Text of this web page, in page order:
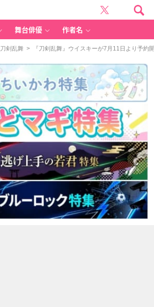
舞台俳優 作者名
刀剣乱舞 > 『刀剣乱舞』ウイスキーが7月11日より予約